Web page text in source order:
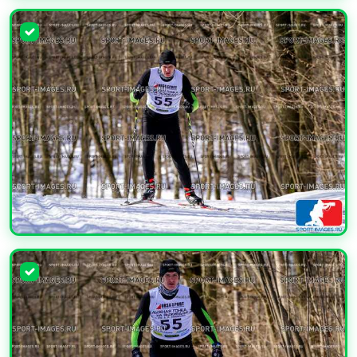
УВЕЛИЧИТЬ
УВЕЛИЧИТЬ